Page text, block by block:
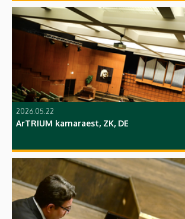
2026.05.22
ArTRIUM kamaraest, ZK, DE